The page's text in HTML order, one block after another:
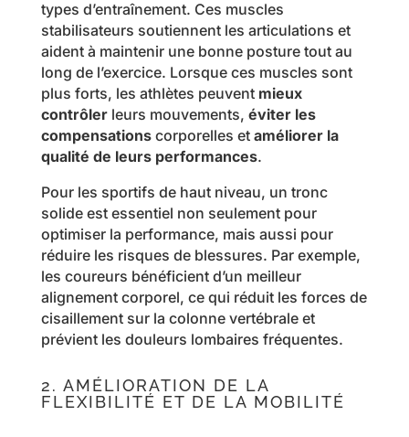
types d’entraînement. Ces muscles
stabilisateurs soutiennent les articulations et
aident à maintenir une bonne posture tout au
long de l’exercice. Lorsque ces muscles sont
plus forts, les athlètes peuvent mieux
contrôlerleurs mouvements, éviter les
compensationscorporelles et améliorer la
qualité de leurs performances.
Pour les sportifs de haut niveau, un tronc
solide est essentiel non seulement pour
optimiser la performance, mais aussi pour
réduire les risques de blessures. Par exemple,
les coureurs bénéficient d’un meilleur
alignement corporel, ce qui réduit les forces de
cisaillement sur la colonne vertébrale et
prévient les douleurs lombaires fréquentes.
2. AMÉLIORATION DE LA
FLEXIBILITÉ ET DE LA MOBILITÉ